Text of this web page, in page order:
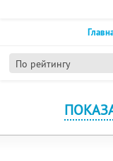
По рейтингу